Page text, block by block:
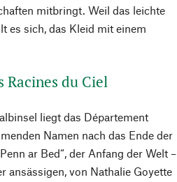
mitbringt. Weil das leichte
es sich, das Kleid mit einem
Racines du Ciel
liegt das Département
Namen nach das Ende der
ar Bed“, der Anfang der Welt –
ansässigen, von Nathalie Goyette